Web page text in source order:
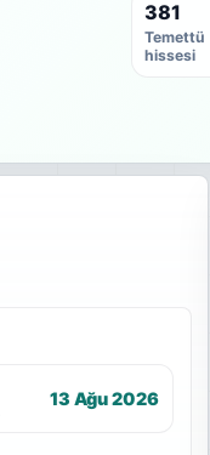
381
Temettü
hissesi
13 Ağu 2026